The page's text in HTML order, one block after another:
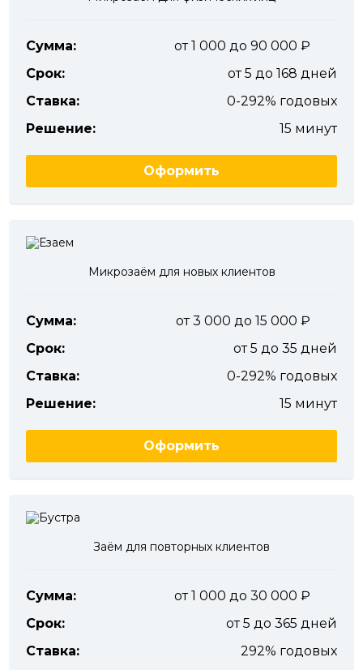
Сумма:
от 1 000 до 90 000
Срок:
от 5 до 168 дней
Ставка:
0-292% годовых
Решение:
15 минут
Оформить
Микрозаём для новых клиентов
Сумма:
от 3 000 до 15 000
Срок:
от 5 до 35 дней
Ставка:
0-292% годовых
Решение:
15 минут
Оформить
Заём для повторных клиентов
Сумма:
от 1 000 до 30 000
Срок:
от 5 до 365 дней
Ставка:
292% годовых